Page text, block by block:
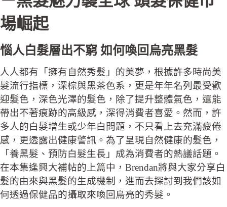
場崛起
惱人白髮層出不窮 如何喚回烏亮黑髮
人人都有「擁有自然秀髮」的美夢，根據許多時尚美
髮流行指標，深棕與黑茶色系，更是年年名列最受歡
迎髮色，深色光澤的髮色，除了提升整體氣色，還能
帶出不著痕跡的高級感，深得消費者喜愛。然而，許
多人的白髮增生或少年白問題，不只看上去充滿疲倦
感，更透露出健康警訊。為了呈現自然健康的髮色，
「養黑髮、預防白髮生長」成為消費者的熱議話題。
在本集逢興大補帖的上篇中，Brendan將與大家分享白
髮的由來與黑髮的生成機制，進而去探討到我們該如
何透過保健品的攝取來喚回烏亮的秀髮。